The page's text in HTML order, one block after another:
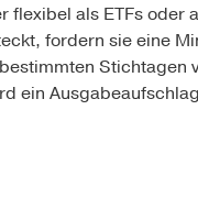
als ETFs oder
fordern sie eine
Stichtagen
ein